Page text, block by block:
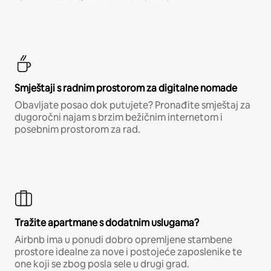
Smještaji s radnim prostorom za digitalne nomade
Obavljate posao dok putujete? Pronađite smještaj za
dugoročni najam s brzim bežičnim internetom i
posebnim prostorom za rad.
Tražite apartmane s dodatnim uslugama?
Airbnb ima u ponudi dobro opremljene stambene
prostore idealne za nove i postojeće zaposlenike te
one koji se zbog posla sele u drugi grad.